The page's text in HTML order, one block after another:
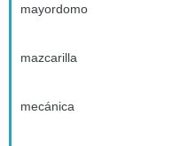
mayordomo
mazcarilla
mecánica